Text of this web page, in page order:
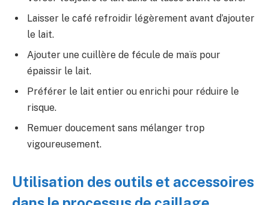
Laisser le café refroidir légèrement avant d’ajouter
le lait.
Ajouter une cuillère de fécule de maïs pour
épaissir le lait.
Préférer le lait entier ou enrichi pour réduire le
risque.
Remuer doucement sans mélanger trop
vigoureusement.
Utilisation des outils et accessoires